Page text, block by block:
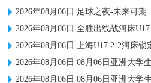
2026年08月06日 足球之夜-未来可期
2026年08月06日 全胜出线战河床U17！U17国足2-1十人
2026年08月06日 上海U17 2-2河床锁定B组第1 吕孟洋
2026年08月06日 08月06日亚洲大学生篮球联赛8强赛 北京
2026年08月06日 08月06日亚洲大学生篮球联赛8强赛 延